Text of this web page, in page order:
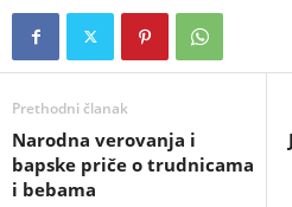
Prethodni članak
Narodna verovanja i
bapske priče o trudnicama
i bebama